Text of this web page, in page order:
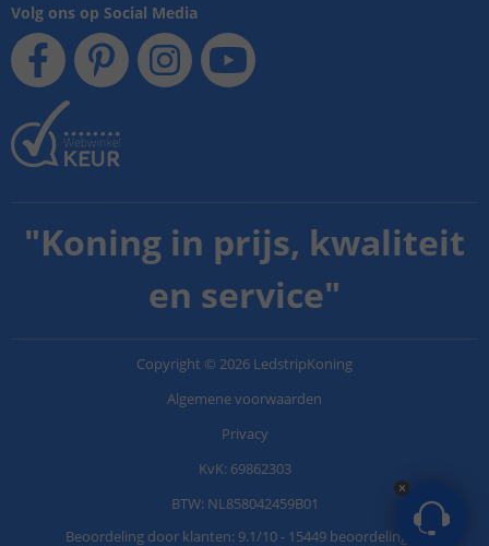
Volg ons op Social Media
"Koning in prijs, kwaliteit
en service"
Copyright © 2026 LedstripKoning
Algemene voorwaarden
Privacy
KvK: 69862303
BTW: NL858042459B01
Beoordeling door klanten: 9.1/10- 15449 beoordelingen